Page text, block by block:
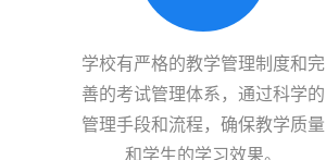
学校有严格的教学管理制度和完
善的考试管理体系，通过科学的
管理手段和流程，确保教学质量
和学生的学习效果。